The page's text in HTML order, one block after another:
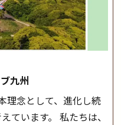
ターの紹介記事はこち
九州
理念として、進化し続
ています。 私たちは、